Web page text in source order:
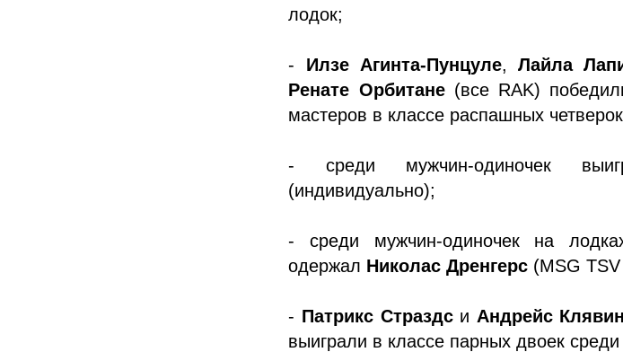
лодок;
- Илзе Агинта-Пунцуле, Лайла
Ренате Орбитане(все RAK)
мастеров в классе распашных
- среди мужчин-одиночек
(индивидуально);
- среди мужчин-одиночек на
одержал Николас Дренгерс (MSG
- Патрикс Страздси Андрейс
выиграли в классе парных двоек